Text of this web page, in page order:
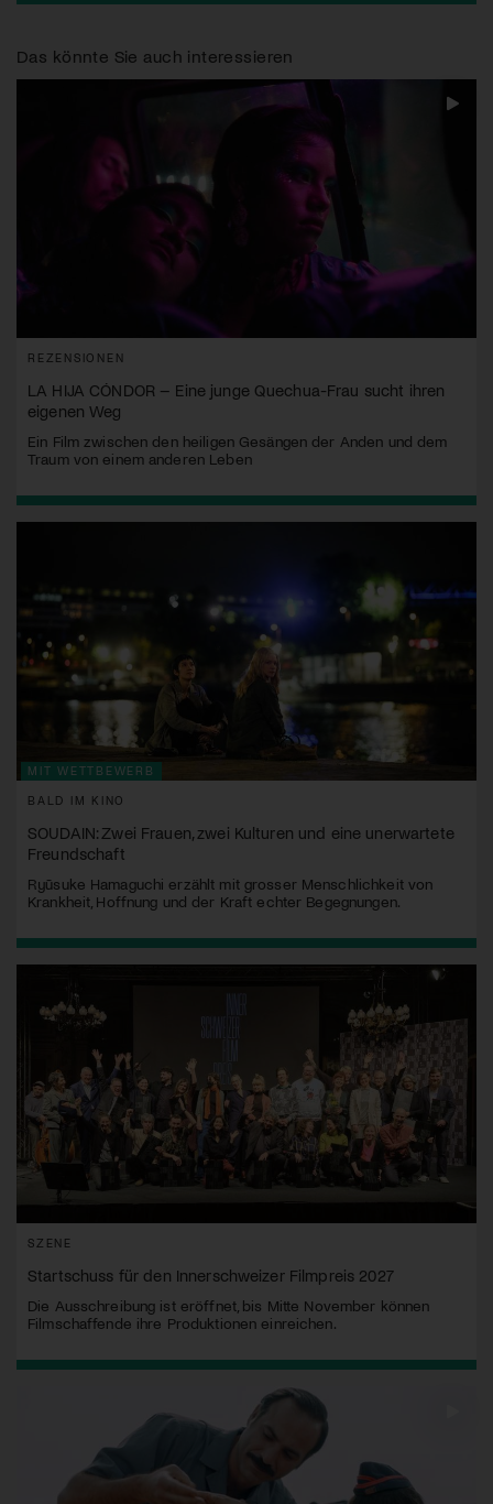
Das könnte Sie auch interessieren
REZENSIONEN
LA HIJA CÓNDOR – Eine junge Quechua-Frau sucht ihren
eigenen Weg
Ein Film zwischen den heiligen Gesängen der Anden und dem
Traum von einem anderen Leben
MIT WETTBEWERB
BALD IM KINO
SOUDAIN: Zwei Frauen, zwei Kulturen und eine unerwartete
Freundschaft
Ryūsuke Hamaguchi erzählt mit grosser Menschlichkeit von
Krankheit, Hoffnung und der Kraft echter Begegnungen.
SZENE
Startschuss für den Innerschweizer Filmpreis 2027
Die Ausschreibung ist eröffnet, bis Mitte November können
Filmschaffende ihre Produktionen einreichen.